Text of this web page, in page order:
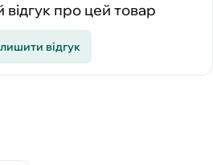
відгук про цей товар
відгук